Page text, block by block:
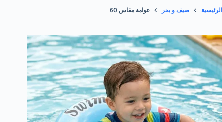
الرئيسية صيف و بحر عوامة مقاس 60